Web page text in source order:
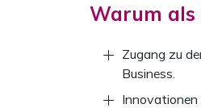
Warum als
Zugang zu
Business.
Innovationen